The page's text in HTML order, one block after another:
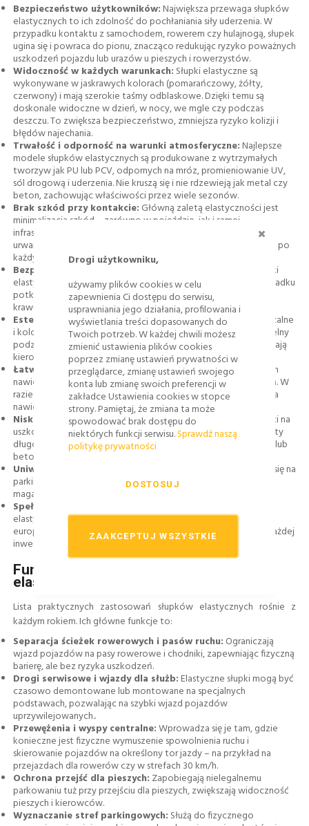
Drogi użytkowniku,
używamy plików cookies w celu
zapewnienia Ci dostępu do serwisu,
usprawniania jego działania, profilowania i
wyświetlania treści dopasowanych do
Twoich potrzeb. W każdej chwili możesz
zmienić ustawienia plików cookies
poprzez zmianę ustawień prywatności w
przeglądarce, zmianę ustawień swojego
konta lub zmianę swoich preferencji w
zakładce Ustawienia cookies w stopce
strony. Pamiętaj, że zmiana ta może
spowodować brak dostępu do
niektórych funkcji serwisu.Sprawdź naszą
politykę prywatności
ZAAKCEPTUJ WSZYSTKIE
DOSTOSUJ
Bezpieczeństwo użytkowników:Największa przewaga słupków
elastycznych to ich zdolność do pochłaniania siły uderzenia. W
przypadku kontaktu z samochodem, rowerem czy hulajnogą, słupek
ugina się i powraca do pionu, znacząco redukując ryzyko poważnych
uszkodzeń pojazdu lub urazów u pieszych i rowerzystów.
Widoczność w każdych warunkach: Słupki elastyczne są
wykonywane w jaskrawych kolorach (pomarańczowy, żółty,
czerwony) i mają szerokie taśmy odblaskowe. Dzięki temu są
doskonale widoczne w dzień, w nocy, we mgle czy podczas
deszczu. To zwiększa bezpieczeństwo, zmniejsza ryzyko kolizji i
błędów najechania.
Trwałość i odporność na warunki atmosferyczne:Najlepsze
modele słupków elastycznych są produkowane z wytrzymałych
tworzyw jak PU lub PCV, odpornych na mróz, promieniowanie UV,
sól drogową i uderzenia. Nie kruszą się i nie rdzewieją jak metal czy
beton, zachowując właściwości przez wiele sezonów.
Brak szkód przy kontakcie: Główną zaletą elastyczności jest
minimalizacja szkód – zarówno w pojeździe, jak i samej
infrastrukturze. Nie trzeba ponosić kosztów napraw lakieru,
urwanych lusterek ani drogich remontów chodnika czy parkingu po
każdym najechaniu.
Bezpieczeństwo dla dzieci, pieszych i rowerzystów: Słupki
elastyczne eliminują ryzyko poważnych urazów, nawet w przypadku
potknięcia czy zderzenia z dużą prędkością – nie mają ostrych
krawędzi i nie powodują obrażeń.
Estetyka i porządek przestrzeni:Uporządkowane, powtarzalne
i kolorowe słupki wizualnie poprawiają ł ad, wprowadzają czytelny
podział stref, minimalizują chaotyczne parkowanie oraz pomagają
kierować ruchem.
Łatwy i szybki montaż:Słupki można zainstalować na różnych
nawierzchniach – na wkręty, kotwy lub w specjalnych gniazdach. W
razie uszkodzenia wymiana jest szybka i nie wymaga rozkuwania
nawierzchni.
Niskie koszty eksploatacji i konserwacji: Dzięki odporności na
uszkodzenia i łatwej wymianie pojedynczych elementów, koszty
długoterminowe są znacznie niższe niż w przypadku stalowych lub
betonowych słupków.
Uniwersalność zastosowań: Ten sam model słupka sprawdzi się na
parkingu, ścieżce rowerowej, przy szkole, na przystanku, w
magazynie czy podczas imprez plenerowych.
Spełnianie wymogów norm i przepisów:
elastyczne mają niezbędne atesty i są zgodne z polskimi oraz
europejskimi normami, co pozwala bezpiecznie wdrażać je w każdej
inwestycji drogowej.
Funkcje i zastosowania słupków
elastycznych
Lista praktycznych zastosowań słupków elastycznych rośnie z
każdym rokiem. Ich główne funkcje to:
Separacja ścieżek rowerowych i pasów ruchu: Ograniczają
wjazd pojazdów na pasy rowerowe i chodniki, zapewniając fizyczną
barierę, ale bez ryzyka uszkodzeń.
Drogi serwisowe i wjazdy dla służb:Elastyczne słupki mogą być
czasowo demontowane lub montowane na specjalnych
podstawach, pozwalając na szybki wjazd pojazdów
uprzywilejowanych..
Przewężenia i wyspy centralne:Wprowadza się je tam, gdzie
konieczne jest fizyczne wymuszenie spowolnienia ruchu i
skierowanie pojazdów na określony tor jazdy – na przykład na
przejazdach dla rowerów czy w strefach 30 km/h.
Ochrona przejść dla pieszych: Zapobiegają nielegalnemu
parkowaniu tuż przy przejściu dla pieszych, zwiększają widoczność
pieszych i kierowców.
Wyznaczanie stref parkingowych: Służą do fizycznego